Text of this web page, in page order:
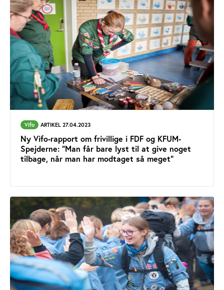
Vifo ARTIKEL 27.04.2023
Ny Vifo-rapport om frivillige i FDF og KFUM-
Spejderne: ”Man får bare lyst til at give noget
tilbage, når man har modtaget så meget”